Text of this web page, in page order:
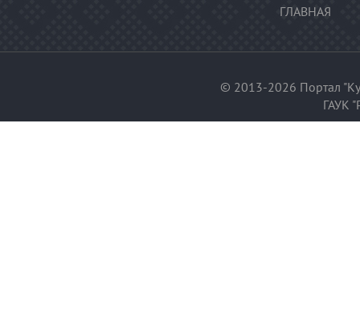
ГЛАВНАЯ
© 2013-2026 Портал
ГАУК